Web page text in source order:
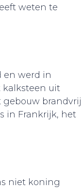
weten te
en werd in
kalksteen uit
gebouw brandvrij
in Frankrijk, het
niet koning